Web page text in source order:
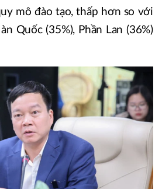
mô đào tạo, thấp hơn so với
Quốc (35%), Phần Lan (36%)